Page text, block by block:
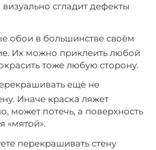
сгладит дефекты
обои в большинстве своём
Их можно приклеить любой
тоже любую сторону.
ещё не
Иначе краска ляжет
может потечь, а поверхность
«мятой».
перекрашивать стену